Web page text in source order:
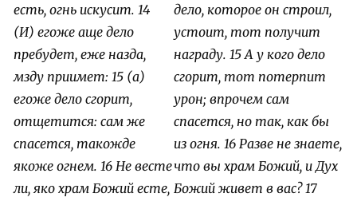
есть, огнь искусит. 14
(И) егоже аще дело
пребудет, еже назда,
мзду приимет: 15 (а)
егоже дело сгорит,
отщетится: сам же
спасется, такожде
якоже огнем. 16 Не весте
ли, яко храм Божий есте,
дело, которое он строил,
устоит, тот получит
награду. 15 А у кого дело
сгорит, тот потерпит
урон; впрочем сам
спасется, но так, как бы
из огня. 16 Разве не знаете,
что вы храм Божий, и Дух
Божий живет в вас? 17